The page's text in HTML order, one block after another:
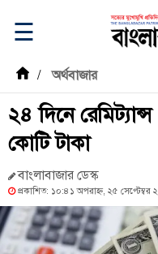
☰
/ অর্থবাজার
২৪ দিনে
কোটি টাকা
বাংলাবাজার ডেস্ক
প্রকাশিত: ১০:৪১ অপরাহ্ন, ২৫ সেপ্টেম্বর